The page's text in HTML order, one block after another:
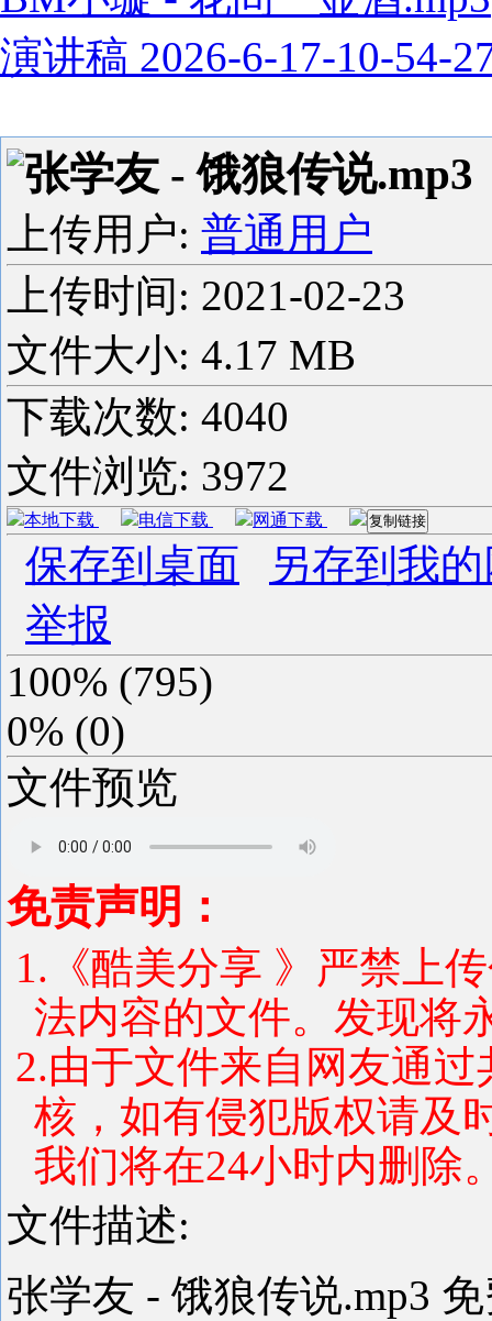
演讲稿 2026-6-17-10-54-
张学友 - 饿狼传说.mp3
上传用户: 普通用户
上传时间: 2021-02-23
文件大小: 4.17 MB
下载次数: 4040
文件浏览: 3972
本地下载 电信下载 网通下载 复制链接
保存到桌面
另存到我
举报
100% (795)
0% (0)
文件预览
免责声明：
1.《酷美分享 》严禁上
法内容的文件。发现将
2.由于文件来自网友通
核，如有侵犯版权请及
我们将在24小时内删除
文件描述:
张学友 - 饿狼传说.mp3